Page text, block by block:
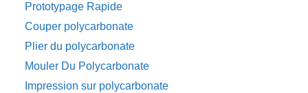
Prototypage Rapide
Couper polycarbonate
Plier du polycarbonate
Mouler Du Polycarbonate
Impression sur polycarbonate